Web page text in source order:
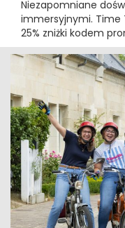
Niezapomniane
immersyjnymi. Time
25% zniżki kodem